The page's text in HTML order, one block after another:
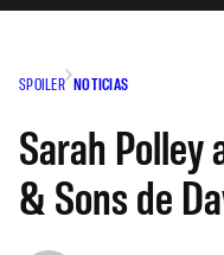
SPOILER NOTICIAS
Sarah Polley
& Sons de